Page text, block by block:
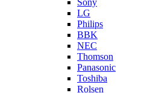
Sony
LG
Philips
BBK
NEC
Thomson
Panasonic
Toshiba
Rolsen